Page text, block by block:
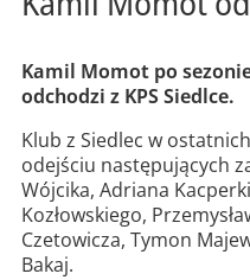
Kamil Momot po
odchodzi z KPS Siedlce.
Klub z Siedlec w
odejściu następujących
Wójcika, Adriana
Kozłowskiego,
Czetowicza, Tymon
Bakaj.